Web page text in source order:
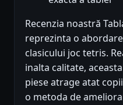
Recenzia noastră
reprezinta o
clasicului joc tetris.
inalta calitate,
piese atrage atat
o metoda de